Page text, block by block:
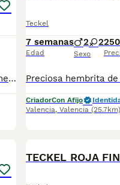
Precioso machito de teckel de pelo largo color chocolate. Kanichen, muy muy pequeño en adulto. Listo para entregar dentro de un mes con toda la documentación completa. Estamos en la comunidad valenciana en rojales. También hacemos envíos en toda españa con empresa de transporte especializada en mascotas. Posibilidad visitar las instalaciones y recoger el cachorro personalmente y ver los padres y genética. AngelicaDogs
Teckel
7 semanas
Edad
2 2
Sexo
CriadorCon Afijo
Valencia, Valencia (25.7km)
TECKEL ROJA